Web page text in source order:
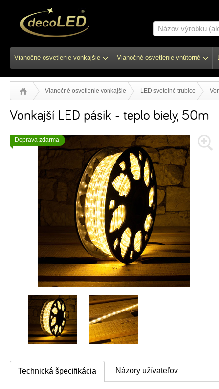
Vianočné osvetlenie vonkajšie Vianočné osvetlenie vnútorné
Vianočné osvetlenie vonkajšie LED svetelné trubice
Vonkajší LED pásik - teplo biely, 50m
Doprava zdarma
Technická špecifikácia Názory užívateľov